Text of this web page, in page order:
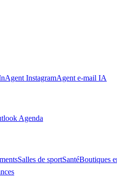
Agent InstagramAgent e-mail IA
Agenda
Salles de sportSantéBoutiques